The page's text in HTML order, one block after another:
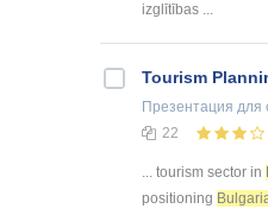
izglītības ...
Tourism
Презентация для
22
... tourism sector in
positioning